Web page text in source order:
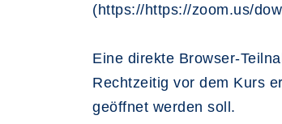
(https://https://zoom.us/
Eine direkte Browser-
Rechtzeitig vor dem Kurs
geöffnet werden soll.